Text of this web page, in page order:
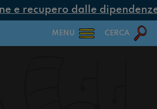
recupero dalle dipendenze
MENU CERCA